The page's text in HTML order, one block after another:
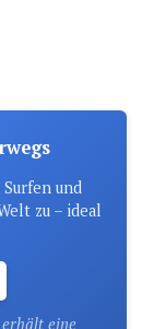
und
zu – ideal
eine